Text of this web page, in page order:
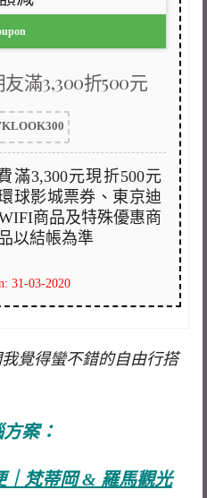
滿3,300折500元
滿3,300元現折500元
球影城票券、東京迪
商品及特殊優惠商
以結帳為準
31-03-2020
覺得蠻不錯的自由行搭
案：
｜梵蒂岡 & 羅馬觀光